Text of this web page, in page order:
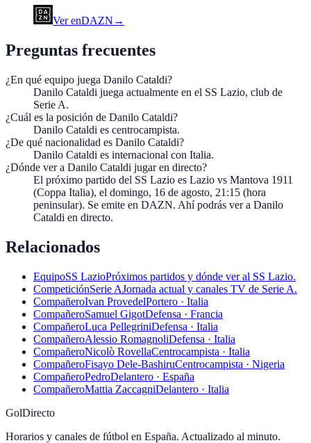
Ver enDAZN →
Preguntas frecuentes
¿En qué equipo juega Danilo Cataldi?
Danilo Cataldi juega actualmente en el SS Lazio, club de
Serie A.
¿Cuál es la posición de Danilo Cataldi?
Danilo Cataldi es centrocampista.
¿De qué nacionalidad es Danilo Cataldi?
Danilo Cataldi es internacional con Italia.
¿Dónde ver a Danilo Cataldi jugar en directo?
El próximo partido del SS Lazio es Lazio vs Mantova 1911
(Coppa Italia), el domingo, 16 de agosto, 21:15 (hora
peninsular). Se emite en DAZN. Ahí podrás ver a Danilo
Cataldi en directo.
Relacionados
EquipoSS LazioPróximos partidos y dónde ver al SS Lazio.
CompeticiónSerie AJornada actual y canales TV de Serie A.
CompañeroIvan ProvedelPortero · Italia
CompañeroSamuel GigotDefensa · Francia
CompañeroLuca PellegriniDefensa · Italia
CompañeroAlessio RomagnoliDefensa · Italia
CompañeroNicolò RovellaCentrocampista · Italia
CompañeroFisayo Dele-BashiruCentrocampista · Nigeria
CompañeroPedroDelantero · España
CompañeroMattia ZaccagniDelantero · Italia
GolDirecto
Horarios y canales de fútbol en España. Actualizado al minuto.